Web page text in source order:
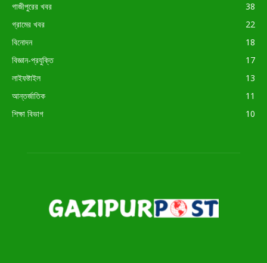
গাজীপুরের খবর
38
গ্রামের খবর
22
বিনোদন
18
বিজ্ঞান-প্রযুক্তি
17
লাইফষ্টাইল
13
আন্তর্জাতিক
11
শিক্ষা বিভাগ
10